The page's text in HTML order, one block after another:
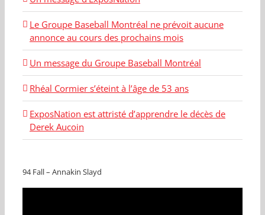
Le Groupe Baseball Montréal ne prévoit aucune
annonce au cours des prochains mois
Un message du Groupe Baseball Montréal
Rhéal Cormier s’éteint à l’âge de 53 ans
ExposNation est attristé d’apprendre le décès de
Derek Aucoin
94 Fall – Annakin Slayd